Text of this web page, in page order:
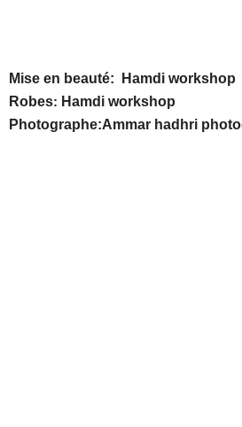
Mise en beauté:
Hamdi workshop
Robes: Hamdi workshop
Photographe:Ammar hadhri